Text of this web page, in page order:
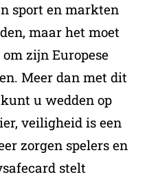
sport en markten
maar het moet
zijn Europese
Meer dan met dit
u wedden op
veiligheid is een
zorgen spelers en
stelt